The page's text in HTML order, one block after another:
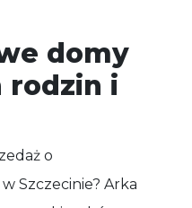
domy
rodzin i
o
Szczecinie? Arka